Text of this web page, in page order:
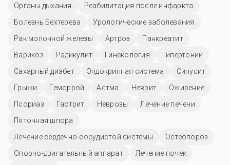
Органы дыхания
Реабилитация после инфаркта
Болезнь Бехтерева
Урологические заболевания
Рак молочной железы
Артроз
Панкреатит
Варикоз
Радикулит Гинекология
Гипертонии
Сахарный диабет
Эндокринная система
Синусит
Грыжи
Геморрой Астма Неврит
Ожирение
Псориаз
Гастрит Неврозы
Лечение печени
Пяточная шпора
Лечение сердечно-сосудистой системы
Остеопороз
Опорно-двигательный аппарат
Лечение почек